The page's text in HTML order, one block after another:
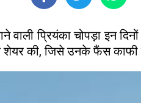
प्रियंका चोपड़ा इन
शेयर की, जिसे उनके फैंस